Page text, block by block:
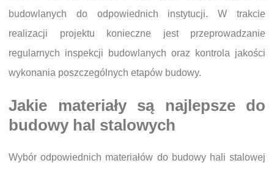
budowlanych do odpowiednich instytucji. W trakcie
realizacji projektu konieczne jest przeprowadzanie
regularnych inspekcji budowlanych oraz kontrola jakości
wykonania poszczególnych etapów budowy.
Jakie materiały są najlepsze do
budowy hal stalowych
Wybór odpowiednich materiałów do budowy hali stalowej